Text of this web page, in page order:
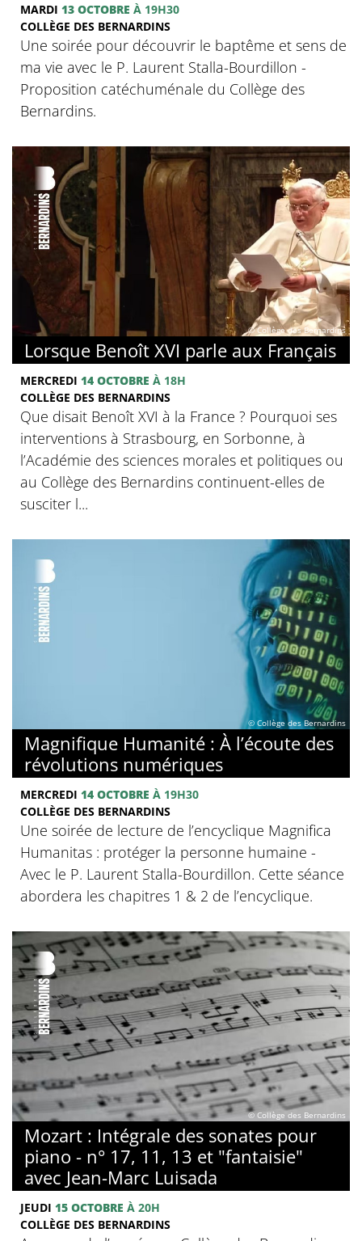
MARDI 13 OCTOBRE À 19H30
COLLÈGE DES BERNARDINS
Une soirée pour découvrir le baptême et sens de
ma vie avec le P. Laurent Stalla-Bourdillon -
Proposition catéchuménale du Collège des
Bernardins.
© Collège des Bernardins
Lorsque Benoît XVI parle aux Français
MERCREDI 14 OCTOBRE À 18H
COLLÈGE DES BERNARDINS
Que disait Benoît XVI à la France ? Pourquoi ses
interventions à Strasbourg, en Sorbonne, à
l’Académie des sciences morales et politiques ou
au Collège des Bernardins continuent-elles de
susciter l...
© Collège des Bernardins
Magnifique Humanité : À l’écoute des
révolutions numériques
MERCREDI 14 OCTOBRE À 19H30
COLLÈGE DES BERNARDINS
Une soirée de lecture de l’encyclique Magnifica
Humanitas : protéger la personne humaine -
Avec le P. Laurent Stalla-Bourdillon. Cette séance
abordera les chapitres 1 & 2 de l’encyclique.
© Collège des Bernardins
Mozart : Intégrale des sonates pour
piano - n° 17, 11, 13 et "fantaisie"
avec Jean-Marc Luisada
JEUDI 15 OCTOBRE À 20H
COLLÈGE DES BERNARDINS